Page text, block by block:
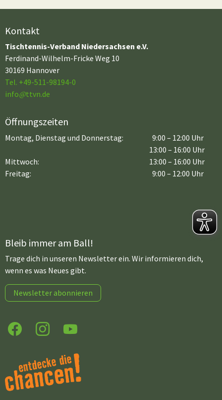
Kontakt
Tischtennis-Verband Niedersachsen e.V.
Ferdinand-Wilhelm-Fricke Weg 10
30169 Hannover
Tel. +49-511-98194-0
info@ttvn.de
Öffnungszeiten
Montag, Dienstag und Donnerstag:
9:00 – 12:00 Uhr
13:00 – 16:00 Uhr
Mittwoch:
Freitag:
13:00 – 16:00 Uhr
9:00 – 12:00 Uhr
Bleib immer am Ball!
Trage dich in unseren Newsletter ein. Wir informieren dich,
wenn es was Neues gibt.
Newsletter abonnieren